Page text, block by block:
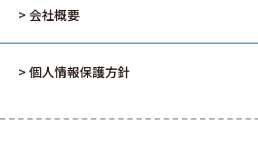
> 会社概要
> 個人情報保護方針